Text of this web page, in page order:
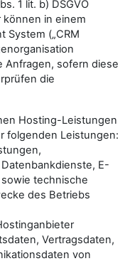
1 lit. b) DSGVO
in einem
System („CRM
Anfragen, sofern diese
die
Hosting-Leistungen
folgenden Leistungen:
E-
technische
des Betriebs
Vertragsdaten,
von